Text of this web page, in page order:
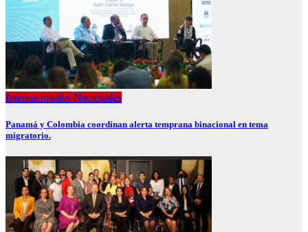
Internacionales Nacionales
Panamá y Colombia coordinan alerta temprana binacional en tema
migratorio.